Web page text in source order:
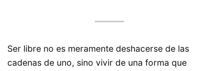
Ser libre no es meramente deshacerse de las
cadenas de uno, sino vivir de una forma que